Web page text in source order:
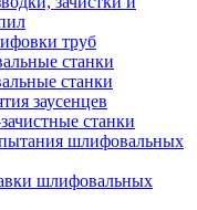
труб
станки
станки
заусенцев
станки
шлифовальных
шлифовальных